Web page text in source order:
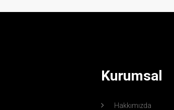
Kurumsal
Hakkımızda